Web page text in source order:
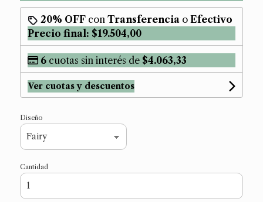
20% OFFcon Transferenciao Efectivo
Precio final: $19.504,00
6cuotas sin interés de $4.063,33
Ver cuotas y descuentos
Diseño
Cantidad